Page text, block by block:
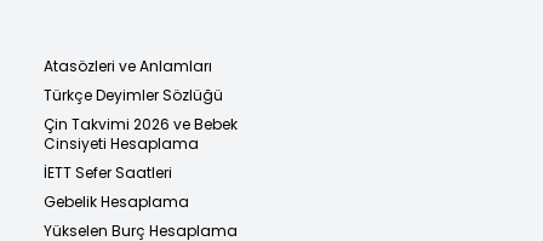
Atasözleri ve Anlamları
Türkçe Deyimler Sözlüğü
Çin Takvimi 2026 ve Bebek
Cinsiyeti Hesaplama
İETT Sefer Saatleri
Gebelik Hesaplama
Yükselen Burç Hesaplama